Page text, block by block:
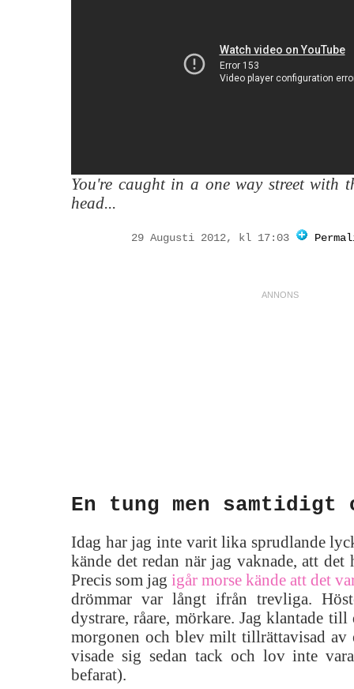
You're caught in a one way street with
head...
29 Augusti 2012, kl 17:03
En tung men samtidigt
Idag har jag inte varit lika sprudlande
kände det redan när jag vaknade, att det
Precis som jag igår morse kände att det
drömmar var långt ifrån trevliga.
dystrare, råare, mörkare. Jag klantade
morgonen och blev milt tillrättavisad av
visade sig sedan tack och lov inte
befarat).